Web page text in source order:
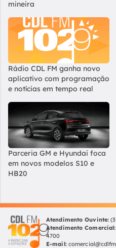
mineira
Rádio CDL FM ganha novo
aplicativo com programação
e notícias em tempo real
Parceria GM e Hyundai foca
em novos modelos S10 e
HB20
Atendimento Ouvinte:
Atendimento Comercial:
4700
E-mail: